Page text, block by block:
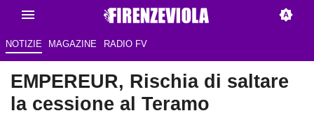
NOTIZIE MAGAZINE RADIO FV
EMPEREUR, Rischia di saltare
la cessione al Teramo